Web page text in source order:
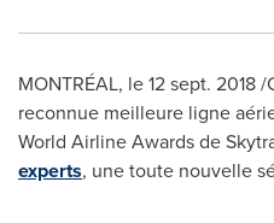
MONTRÉAL, le12 sept. 2018/
reconnue meilleure ligne
World Airline Awards de
experts, une toute nouvelle